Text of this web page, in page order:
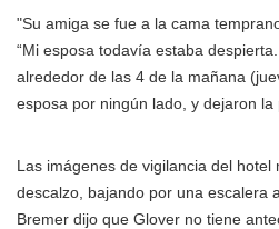
"Su amiga se fue a la cama
“Mi esposa todavía estaba
alrededor de las 4 de la mañana
esposa por ningún lado, y dejaron la
Las imágenes de vigilancia del
descalzo, bajando por una escalera
Bremer dijo que Glover no tiene